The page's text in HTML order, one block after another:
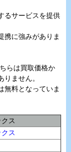
るサービスを提供
携に強みがありま
らは買取価格か
ません。
無料となっていま
ス
ス